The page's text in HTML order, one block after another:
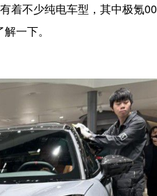
着不少纯电车型，其中极氪
一下。